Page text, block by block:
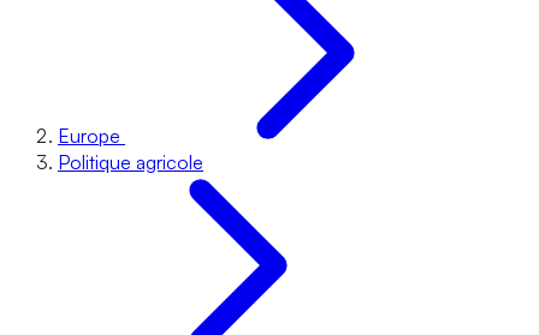
Europe
Politique agricole